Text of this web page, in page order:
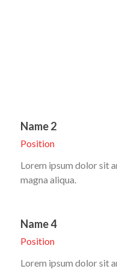
Name 2
Position
Lorem ipsum dolor sit
magna aliqua.
Name 4
Position
Lorem ipsum dolor sit